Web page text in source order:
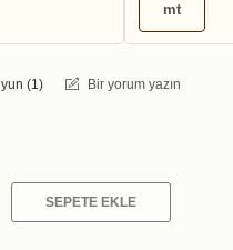
mt
(1 ) Bir yorum yazın
SEPETE EKLE